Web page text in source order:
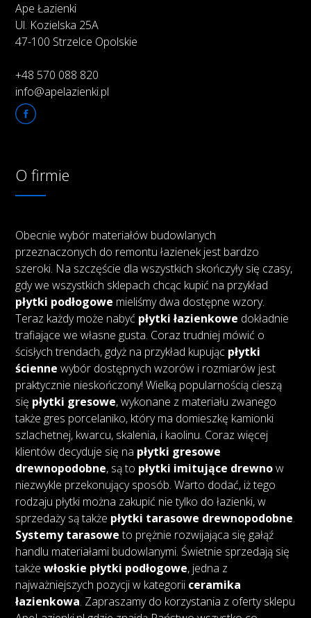
Ape Łazienki
Ul. Kozielska 25A
47-100 Strzelce Opolskie
+48 570 088 820
info@apelazienki.pl
O firmie
Obecnie wybór materiałów budowlanych
przeznaczonych do remontu łazienek jest bardzo
szeroki. Na szczęście dla wszystkich skończyły się czasy,
gdy we wszystkich sklepach chcąc kupić na przykład
płytki podłogowe mieliśmy dwa dostępne wzory.
Teraz każdy może nabyć płytki łazienkowe dokładnie
trafiające we własne gusta. Coraz trudniej mówić o
ścisłych trendach, gdyż na przykład kupując płytki
ścienne wybór dostępnych wzorów i rozmiarów jest
praktycznie nieskończony! Wielką popularnością cieszą
się płytki gresowe, wykonane z materiału zwanego
także gres porcelaniko, który ma domieszkę kamionki
szlachetnej, kwarcu, skalenia, i kaolinu. Coraz więcej
klientów decyduje się na płytki gresowe
drewnopodobne, są to płytki imitujące drewnow
niezwykle przekonujący sposób. Warto dodać, iż tego
rodzaju płytki można zakupić nie tylko do łazienki, w
sprzedaży są także płytki tarasowe drewnopodobne.
Systemy tarasoweto prężnie rozwijająca się gałąź
handlu materiałami budowlanymi. Świetnie sprzedają się
takżewłoskie płytki podłogowe, jedna z
najważniejszych pozycji w kategorii ceramika
łazienkowa. Zapraszamy do korzystania z oferty sklepu